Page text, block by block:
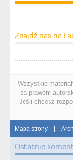
Znajdź nas na
Wszystkie
są prawem
Jeśli chcesz
Mapa strony |
Ostatnie